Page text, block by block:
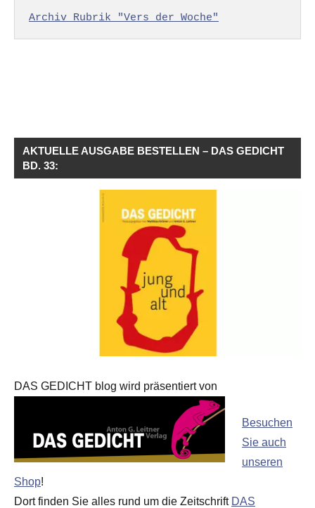
Archiv Rubrik "Vers der Woche"
AKTUELLE AUSGABE BESTELLEN – DAS GEDICHT
BD. 33:
DAS GEDICHT blog wird präsentiert von
Besuchen
Sie auch
unseren
Shop!
Dort finden Sie alles rund um die Zeitschrift DAS